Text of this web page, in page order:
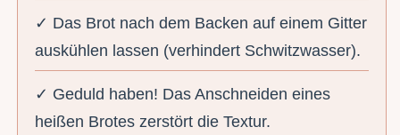
✓ Das Brot nach dem Backen auf einem Gitter
auskühlen lassen (verhindert Schwitzwasser).
✓ Geduld haben! Das Anschneiden eines
heißen Brotes zerstört die Textur.